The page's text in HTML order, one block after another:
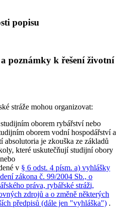
popisu
poznámky k řešení životní
stráže mohou organizovat:
oborem rybářství nebo
oborem vodní hospodářství a
absolutoria je zkouška ze základů
které uskutečňují studijní obory
v § 6 odst. 4 písm. a) vyhlášky
zákona č. 99/2004 Sb., o
práva, rybářské stráži,
zdrojů a o změně některých
předpisů (dále jen "vyhláška") .